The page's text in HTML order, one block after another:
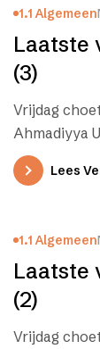
1.1 Algemeen
Laatste
(3)
Vrijdag
Ahmadiyya
gelooft in
Lees
1.1 Algemeen
Laatste
(2)
Vrijdag